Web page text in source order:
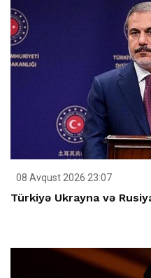
08 Avqust 2026 23:07
Türkiyə Ukrayna və